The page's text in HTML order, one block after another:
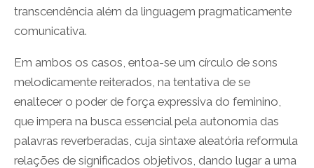
transcendência além da linguagem pragmaticamente
comunicativa.
Em ambos os casos, entoa-se um círculo de sons
melodicamente reiterados, na tentativa de se
enaltecer o poder de força expressiva do feminino,
que impera na busca essencial pela autonomia das
palavras reverberadas, cuja sintaxe aleatória reformula
relações de significados objetivos, dando lugar a uma